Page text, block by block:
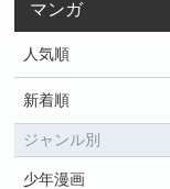
マンガ
人気順
新着順
ジャンル別
少年漫画